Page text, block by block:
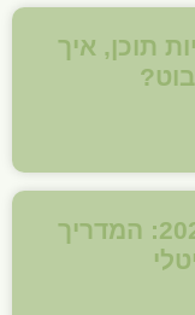
תוכן, איך
איך לקדם אתר בגוגל ב-2026: המדריך